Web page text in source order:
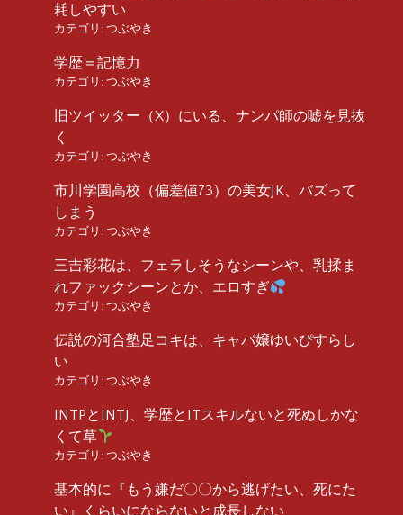
耗しやすい
カテゴリ: つぶやき
学歴＝記憶力
カテゴリ: つぶやき
旧ツイッター（X）にいる、ナンパ師の嘘を見抜
く
カテゴリ: つぶやき
市川学園高校（偏差値73）の美女JK、バズって
しまう
カテゴリ: つぶやき
三吉彩花は、フェラしそうなシーンや、乳揉ま
れファックシーンとか、エロすぎ
カテゴリ: つぶやき
伝説の河合塾足コキは、キャバ嬢ゆいぴすらし
い
カテゴリ: つぶやき
INTPとINTJ、学歴とITスキルないと死ぬしかな
くて草
カテゴリ: つぶやき
基本的に『もう嫌だ〇〇から逃げたい、死にた
い』くらいにならないと成長しない